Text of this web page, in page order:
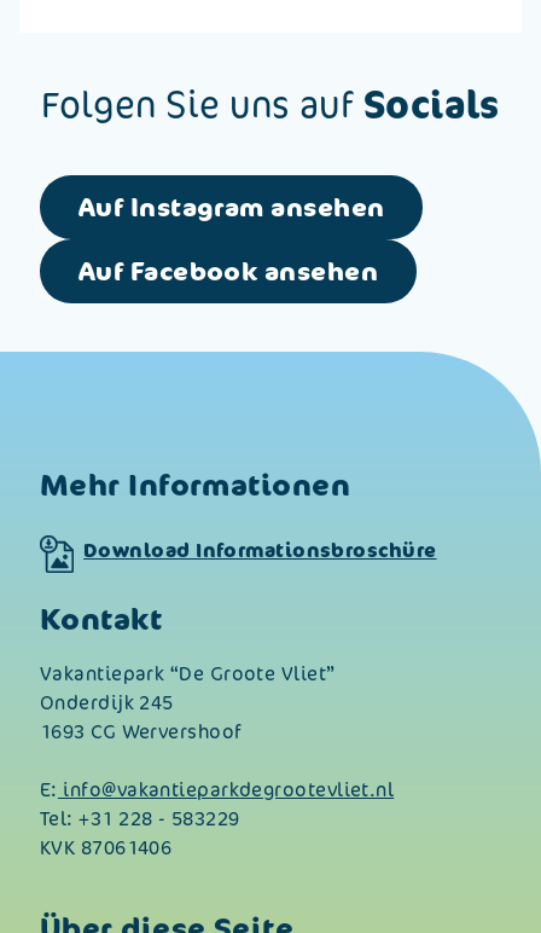
Folgen Sie uns auf Socials
Auf Instagram ansehen
Auf Facebook ansehen
Mehr Informationen
Download Informationsbroschüre
Kontakt
Vakantiepark “De Groote Vliet”
Onderdijk 245
1693 CG Wervershoof
E: info@vakantieparkdegrootevliet.nl
Tel:+31 228 - 583229
KVK 87061406